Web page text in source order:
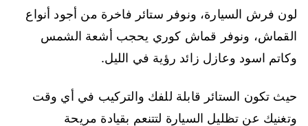
لون فرش السيارة، ونوفر ستائر فاخرة من أجود أنواع
القماش، ونوفر قماش كوري يحجب أشعة الشمس
وكاتم اسود وعازل زائد رؤية في الليل.
حيث تكون الستائر قابلة للفك والتركيب في أي وقت
وتغنيك عن تظليل السيارة لتتنعم بقيادة مريحة